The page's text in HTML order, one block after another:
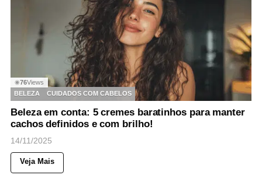
◉76Views
BELEZA
CUIDADOS COM CABELOS
Beleza em conta: 5 cremes baratinhos para manter
cachos definidos e com brilho!
14/11/2025
Veja Mais